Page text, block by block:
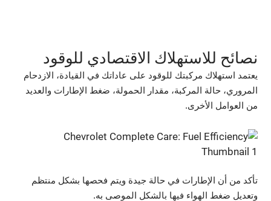
نصائح للاستهلاك الاقتصادي للوقود
يعتمد استهلاك مركبتك للوقود على عاداتك في القيادة، الازدحام
المروري، حالة المركبة، مقدار الحمولة، ضغط الإطارات والعديد
من العوامل الأخرى.
تأكد من أن الإطارات في حالة جيدة ويتم فحصها بشكل منتظم
وتعديل ضغط الهواء فيها بالشكل الموصى به.